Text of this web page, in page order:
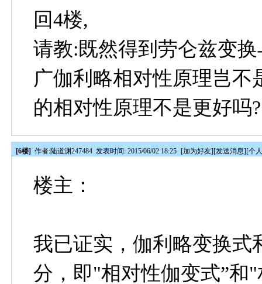
回4楼,
请教:既然得到劳仑兹变
广伽利略相对性原理岂不
的相对性原理不是更好吗?
[6楼] 作者:陆道渊247484 发表时间: 2015/06/02 18:25 [加为好友][发送消息][个
楼主：
我已证实，伽利略变换式
分，即"相对性伽变式”和